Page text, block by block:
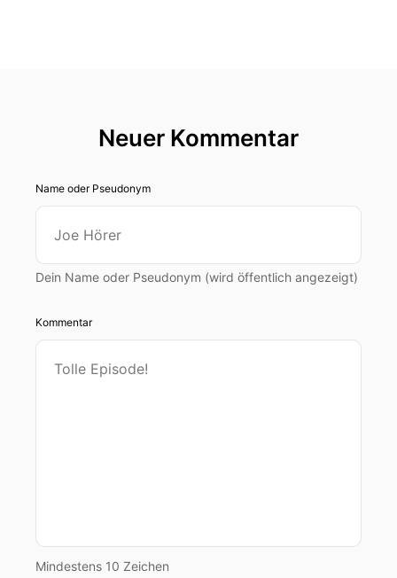
Neuer Kommentar
Name oder Pseudonym
Dein Name oder Pseudonym (wird öffentlich angezeigt)
Kommentar
Mindestens 10 Zeichen